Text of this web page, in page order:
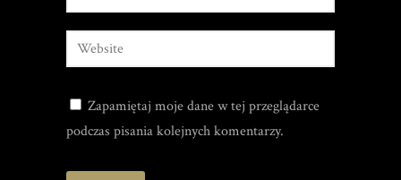
Zapamiętaj moje dane w tej przeglądarce
podczas pisania kolejnych komentarzy.